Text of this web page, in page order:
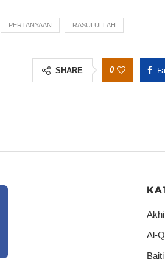
PERTANYAAN RASULULLAH
SHARE 0
Al-